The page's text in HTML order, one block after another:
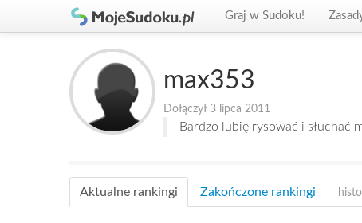
Graj w Sudoku!
max353
Dołączył 3 lipca 2011
Bardzo lubię rysować i słuchać
Aktualne rankingi Zakończone rankingi